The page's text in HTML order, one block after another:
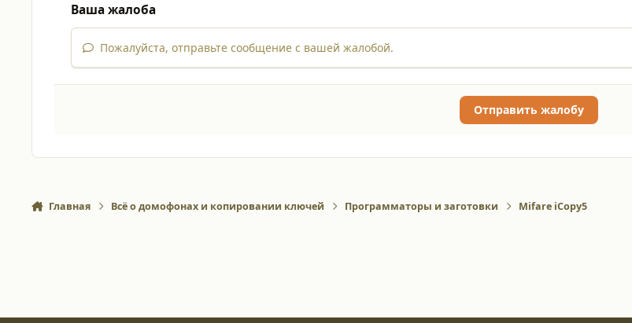
Ваша жалоба
Пожалуйста, отправьте сообщение с вашей жалобой.
Отправить жалобу
Главная Всё о домофонах и копировании ключей Программаторы и заготовки Mifare iCopy5